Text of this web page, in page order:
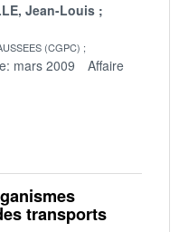
Jean-Louis
(CGPC)
mars 2009
Affaire
transports